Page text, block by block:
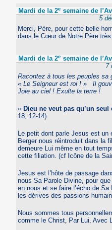
Mardi de la 2e semaine de
5
Merci, Père, pour cette belle
dans le Cœur de Notre Père très
Mardi de la 2e semaine de
7
Racontez à tous les peuples
« Le Seigneur est roi ! » Il
Joie au ciel ! Exulte la terre !
« Dieu ne veut pas qu’un
18, 12-14)
Le petit dont parle Jesus est
Berger nous réintroduit dans la
demeure Lui même en tout
cette filiation. (cf Icône de la
Jesus est l’hôte de passage
nous Sa Parole Divine, pour
en nous et se faire l’écho de
les dérives des passions
Nous sommes tous
comme le Christ, Par Lui, Avec